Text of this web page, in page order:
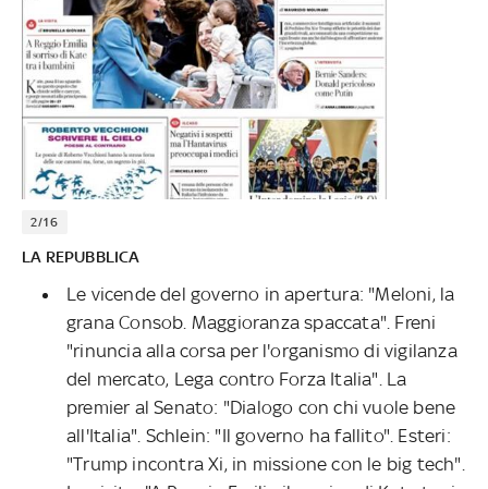
2/16
LA REPUBBLICA
Le vicende del governo in apertura: "Meloni, la
grana Consob. Maggioranza spaccata". Freni
"rinuncia alla corsa per l'organismo di vigilanza
del mercato, Lega contro Forza Italia". La
premier al Senato: "Dialogo con chi vuole bene
all'Italia". Schlein: "Il governo ha fallito". Esteri:
"Trump incontra Xi, in missione con le big tech".